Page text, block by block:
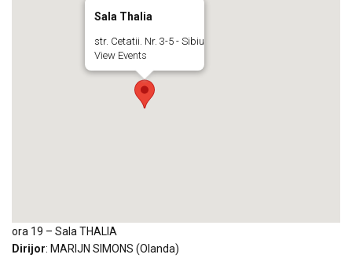
Sala Thalia
str. Cetatii. Nr. 3-5 - Sibiu
View Events
ora 19 – Sala THALIA
Dirijor: MARIJN SIMONS (Olanda)